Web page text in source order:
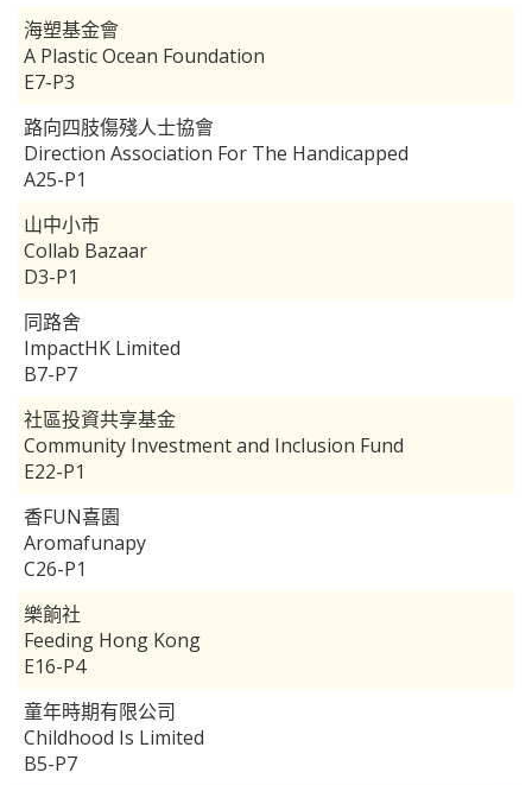
海塑基金會
A Plastic Ocean Foundation
E7-P3
路向四肢傷殘人士協會
Direction Association For The Handicapped
A25-P1
山中小市
Collab Bazaar
D3-P1
同路舍
ImpactHK Limited
B7-P7
社區投資共享基金
Community Investment and Inclusion Fund
E22-P1
香FUN喜園
Aromafunapy
C26-P1
樂餉社
Feeding Hong Kong
E16-P4
童年時期有限公司
Childhood Is Limited
B5-P7